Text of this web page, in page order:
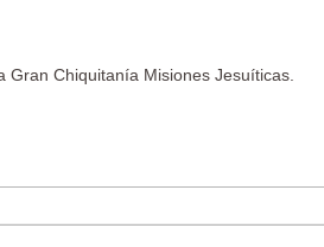
Gran Chiquitanía Misiones Jesuíticas.